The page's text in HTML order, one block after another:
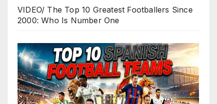
VIDEO/ The Top 10 Greatest Footballers Since
2000: Who Is Number One